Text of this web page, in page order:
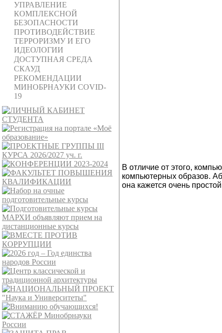
УПРАВЛЕНИЕ
КОМПЛЕКСНОЙ
БЕЗОПАСНОСТИ
ПРОТИВОДЕЙСТВИЕ
ТЕРРОРИЗМУ И ЕГО
ИДЕОЛОГИИ
ДОСТУПНАЯ СРЕДА
СКАУД
РЕКОМЕНДАЦИИ
МИНОБРНАУКИ COVID-
19
В отличие от этого,
компьютерных образов.
она кажется очень